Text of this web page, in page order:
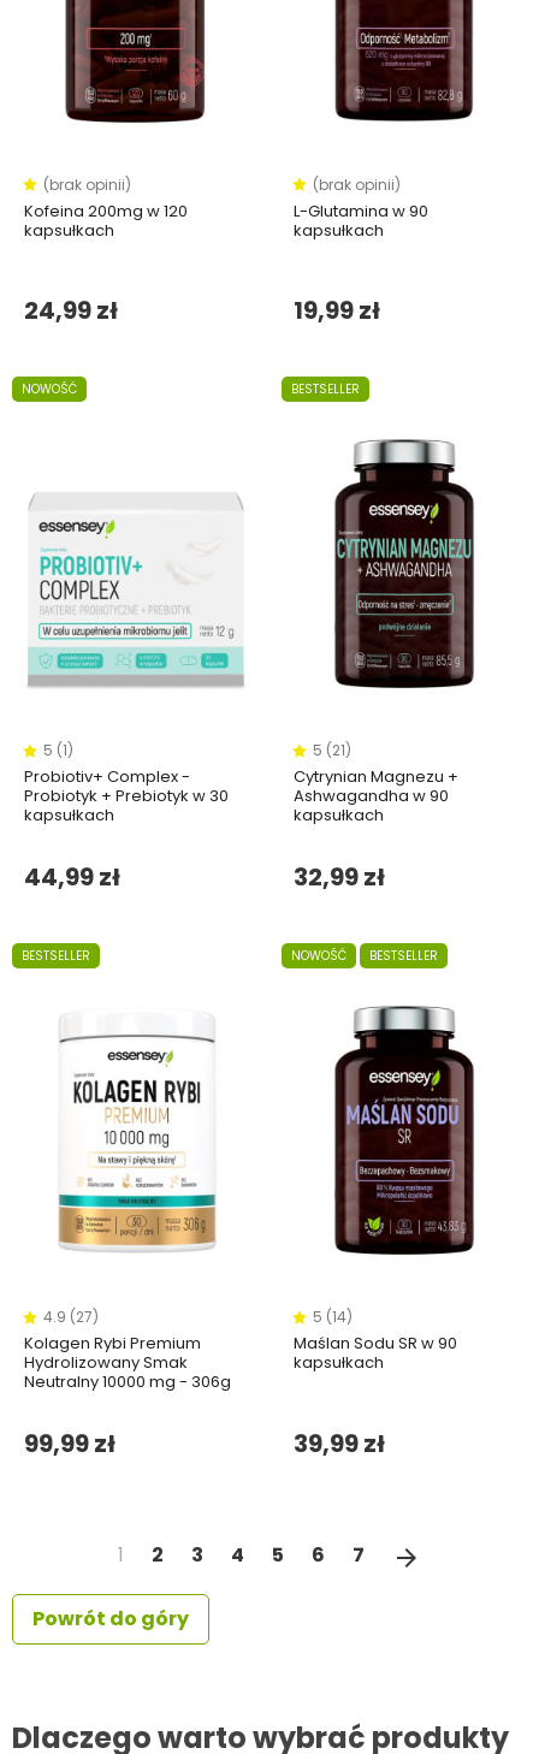
(brak opinii)
Kofeina 200mg w 120
kapsułkach
24,99 zł
(brak opinii)
L-Glutamina w 90
kapsułkach
19,99 zł
NOWOŚĆ
5 (1)
Probiotiv+ Complex -
Probiotyk + Prebiotyk w 30
kapsułkach
44,99 zł
BESTSELLER
5 (21)
Cytrynian Magnezu +
Ashwagandha w 90
kapsułkach
32,99 zł
BESTSELLER
4.9 (27)
Kolagen Rybi Premium
Hydrolizowany Smak
Neutralny 10000 mg - 306g
99,99 zł
NOWOŚĆ BESTSELLER
5 (14)
Maślan Sodu SR w 90
kapsułkach
39,99 zł
1 2 3 4 5 6 7 arrow_forward
Powrót do góry
Dlaczego warto wybrać produkty